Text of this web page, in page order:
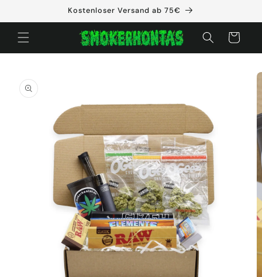
Inhalt
Kostenloser Versand ab 75€
Warenkorb